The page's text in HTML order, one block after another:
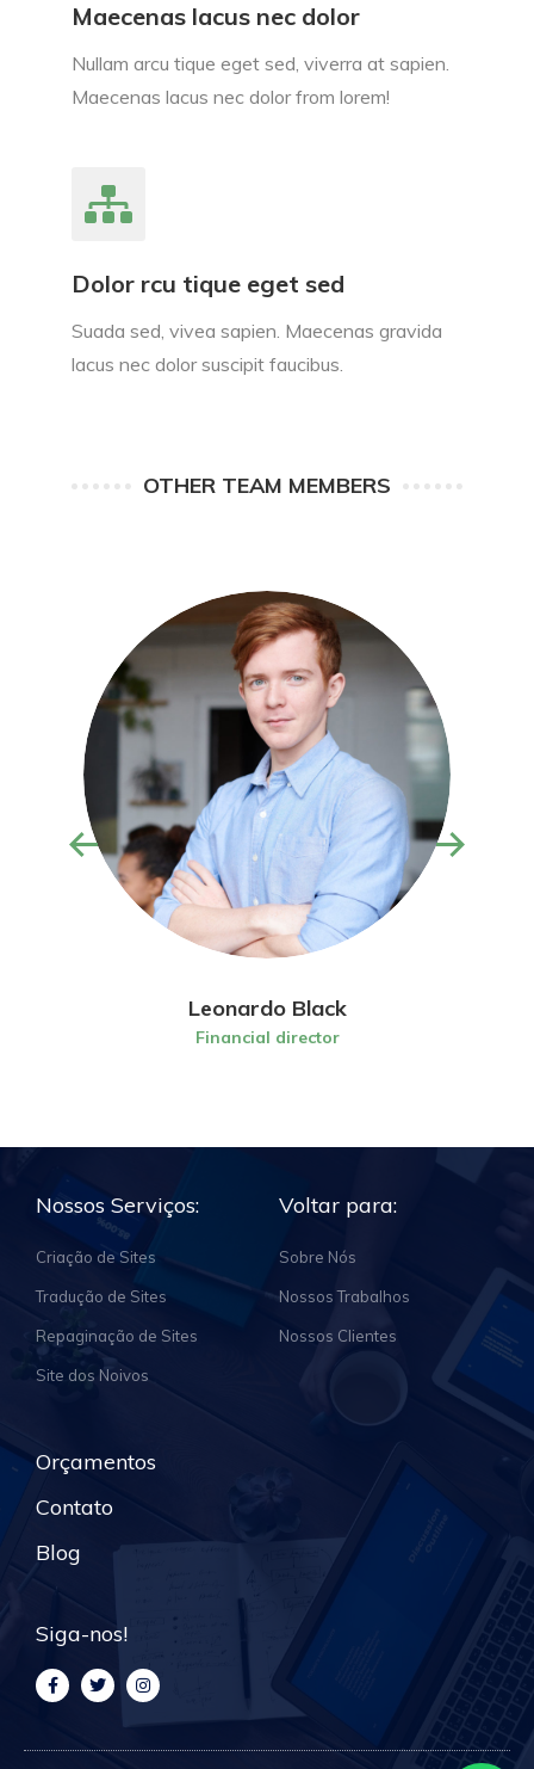
Maecenas lacus nec dolor
Nullam arcu tique eget sed, viverra at sapien.
Maecenas lacus nec dolor from lorem!
Dolor rcu tique eget sed
Suada sed, vivea sapien. Maecenas gravida
lacus nec dolor suscipit faucibus.
OTHER TEAM MEMBERS
Leonardo Black
Financial director
Nossos Serviços:
Criação de Sites
Tradução de Sites
Repaginação de Sites
Site dos Noivos
Voltar para:
Sobre Nós
Nossos Trabalhos
Nossos Clientes
Orçamentos
Contato
Blog
Siga-nos!